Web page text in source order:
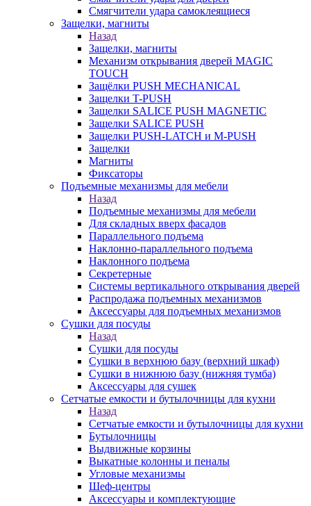
Cмягчители удара самоклеящиеся
Защелки, магниты
Назад
Защелки, магниты
Механизм открывания дверей MAGIC
TOUCH
Защёлки PUSH MECHANICAL
Защелки T-PUSH
Защелки SALICE PUSH MAGNETIC
Защелки SALICE PUSH
Защелки PUSH-LATCH и M-PUSH
Защелки
Магниты
Фиксаторы
Подъемные механизмы для мебели
Назад
Подъемные механизмы для мебели
Для складных вверх фасадов
Параллельного подъема
Наклонно-параллельного подъема
Наклонного подъема
Секретерные
Системы вертикального открывания дверей
Распродажа подъемных механизмов
Аксессуары для подъемных механизмов
Сушки для посуды
Назад
Сушки для посуды
Сушки в верхнюю базу (верхний шкаф)
Сушки в нижнюю базу (нижняя тумба)
Аксессуары для сушек
Сетчатые емкости и бутылочницы для кухни
Назад
Сетчатые емкости и бутылочницы для кухни
Бутылочницы
Выдвижные корзины
Выкатные колонны и пеналы
Угловые механизмы
Шеф-центры
Аксессуары и комплектующие